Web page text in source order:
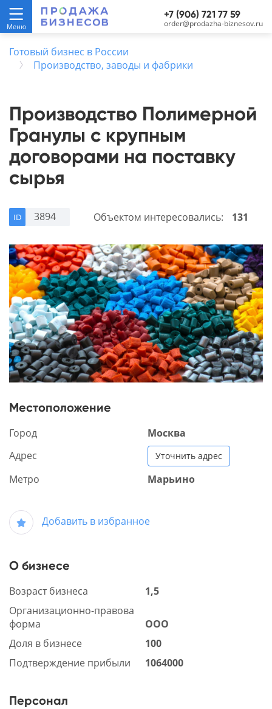
+7 (906) 721 77 59
order@prodazha-biznesov.ru
Готовый бизнес в России
Производство, заводы и фабрики
Производство Полимерной
Гранулы с крупным
договорами на поставку
сырья
ID 3894 Объектом интересовались: 131
Местоположение
Город
Москва
Адрес
Уточнить адрес
Метро Марьино
Добавить в избранное
О бизнесе
Возраст бизнеса
1,5
Организационно-правова
форма
ООО
Доля в бизнесе
100
Подтверждение прибыли
1064000
Персонал